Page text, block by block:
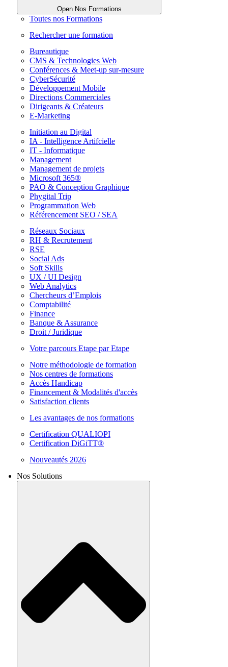
Open Nos Formations
Toutes nos Formations
Rechercher une formation
Bureautique
CMS & Technologies Web
Conférences & Meet-up sur-mesure
CyberSécurité
Développement Mobile
Directions Commerciales
Dirigeants & Créateurs
E-Marketing
Initiation au Digital
IA - Intelligence Artifcielle
IT - Informatique
Management
Management de projets
Microsoft 365®
PAO & Conception Graphique
Phygital Trip
Programmation Web
Référencement SEO / SEA
Réseaux Sociaux
RH & Recrutement
RSE
Social Ads
Soft Skills
UX / UI Design
Web Analytics
Chercheurs d’Emplois
Comptabilité
Finance
Banque & Assurance
Droit / Juridique
Votre parcours Etape par Etape
Notre méthodologie de formation
Nos centres de formations
Accès Handicap
Financement & Modalités d'accès
Satisfaction clients
Les avantages de nos formations
Certification QUALIOPI
Certification DiGiTT®
Nouveautés 2026
Nos Solutions